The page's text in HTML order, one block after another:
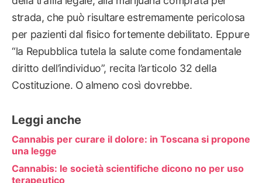
strada, che può risultare estremamente pericolosa
per pazienti dal fisico fortemente debilitato. Eppure
“la Repubblica tutela la salute come fondamentale
diritto dell’individuo”, recita l’articolo 32 della
Costituzione. O almeno così dovrebbe.
Leggi anche
Cannabis per curare il dolore: in Toscana si propone
una legge
Cannabis: le società scientifiche dicono no per uso
terapeutico